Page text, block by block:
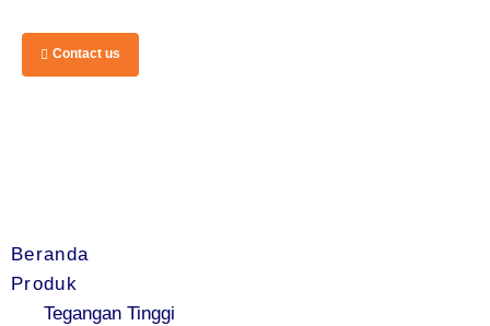
Contact us
Beranda
Produk
Tegangan Tinggi